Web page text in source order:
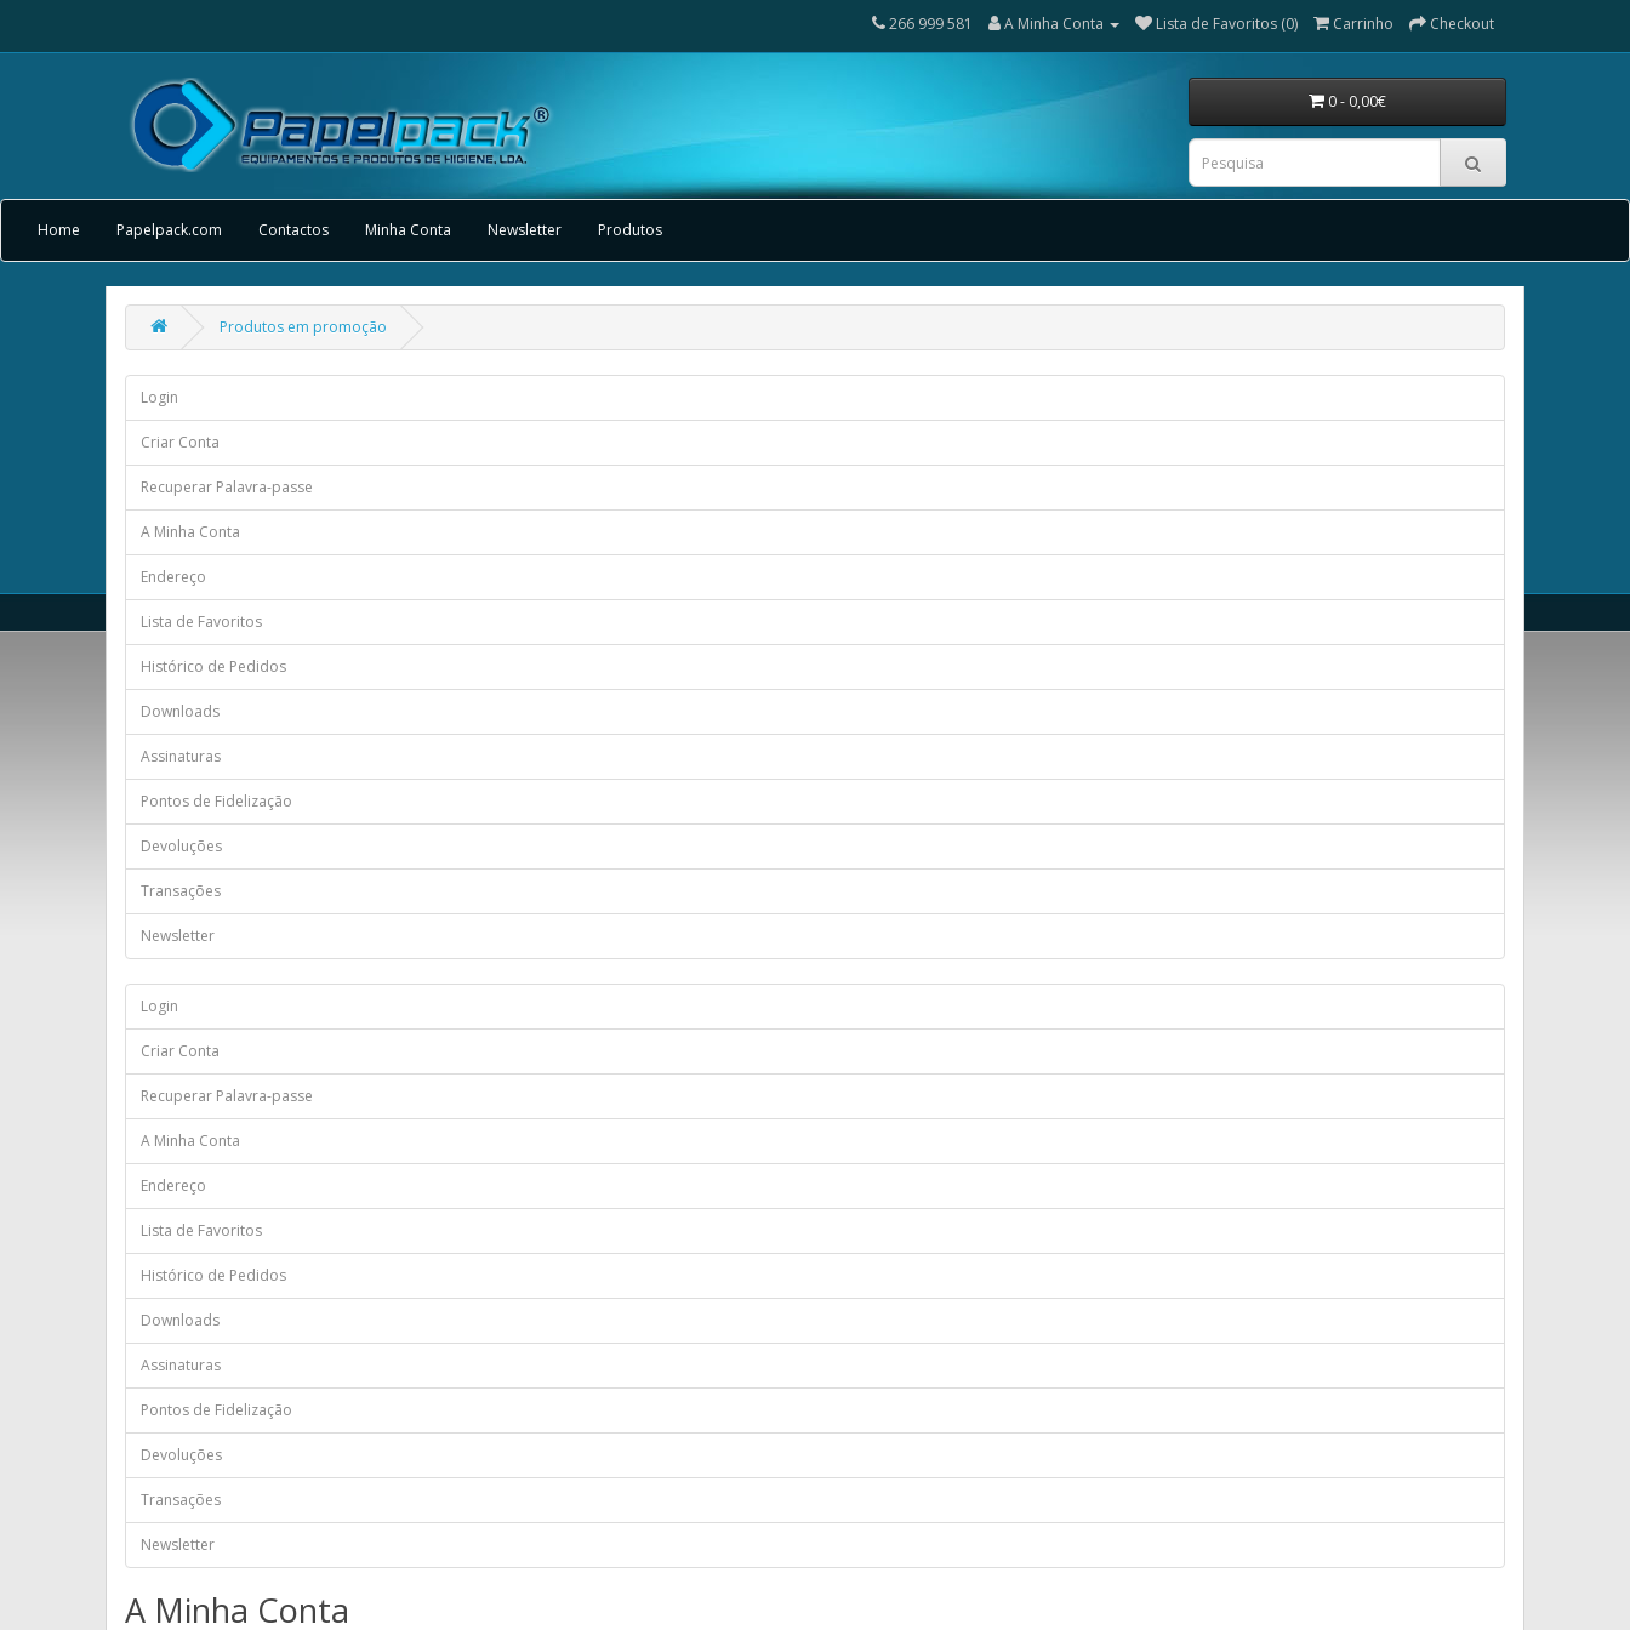
266 999 581 A Minha Conta Lista de Favoritos (0) Carrinho Checkout
0 - 0,00€
Home Papelpack.com Contactos Minha Conta Newsletter Produtos
Produtos em promoção
Login
Criar Conta
Recuperar Palavra-passe
A Minha Conta
Endereço
Lista de Favoritos
Histórico de Pedidos
Downloads
Assinaturas
Pontos de Fidelização
Devoluções
Transações
Newsletter
Login
Criar Conta
Recuperar Palavra-passe
A Minha Conta
Endereço
Lista de Favoritos
Histórico de Pedidos
Downloads
Assinaturas
Pontos de Fidelização
Devoluções
Transações
Newsletter
A Minha Conta